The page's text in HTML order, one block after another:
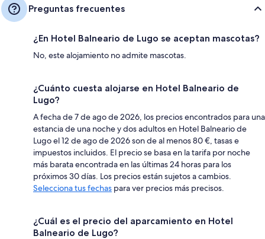
Preguntas frecuentes
¿En Hotel Balneario de Lugo se aceptan mascotas?
No, este alojamiento no admite mascotas.
¿Cuánto cuesta alojarse en Hotel Balneario de
Lugo?
A fecha de 7 de ago de 2026, los precios encontrados para una
estancia de una noche y dos adultos en Hotel Balneario de
Lugo el 12 de ago de 2026 son de al menos 80 €, tasas e
impuestos incluidos. El precio se basa en la tarifa por noche
más barata encontrada en las últimas 24 horas para los
próximos 30 días. Los precios están sujetos a cambios.
Selecciona tus fechas para ver precios más precisos.
¿Cuál es el precio del aparcamiento en Hotel
Balneario de Lugo?